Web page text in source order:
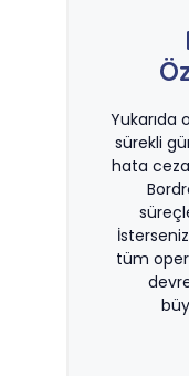
Yukarıda
sürekli
hata
tüm